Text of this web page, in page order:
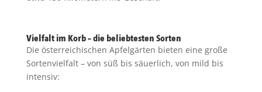
Vielfalt im Korb – die beliebtesten Sorten
Die österreichischen Apfelgärten bieten eine große
Sortenvielfalt – von süß bis säuerlich, von mild bis
intensiv: